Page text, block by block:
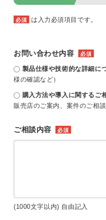
必須 は入力必須項目です。
お問い合わせ内容 必須
製品仕様や技術的な詳細に
様の確認など）
購入方法や導入に関するご
販売店のご案内、案件のご相談
ご相談内容 必須
(1000文字以内) 自由記入